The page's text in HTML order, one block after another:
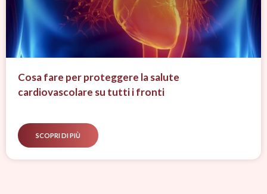
Cosa fare per proteggere la salute
cardiovascolare su tutti i fronti
SCOPRI DI PIÙ